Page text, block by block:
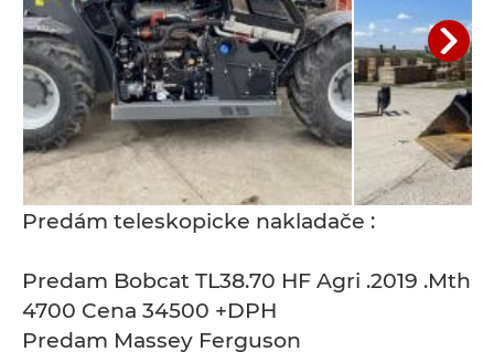
Predám teleskopicke nakladače :
Predam Bobcat TL38.70 HF Agri .2019 .Mth
4700 Cena 34500 +DPH
Predam Massey Ferguson